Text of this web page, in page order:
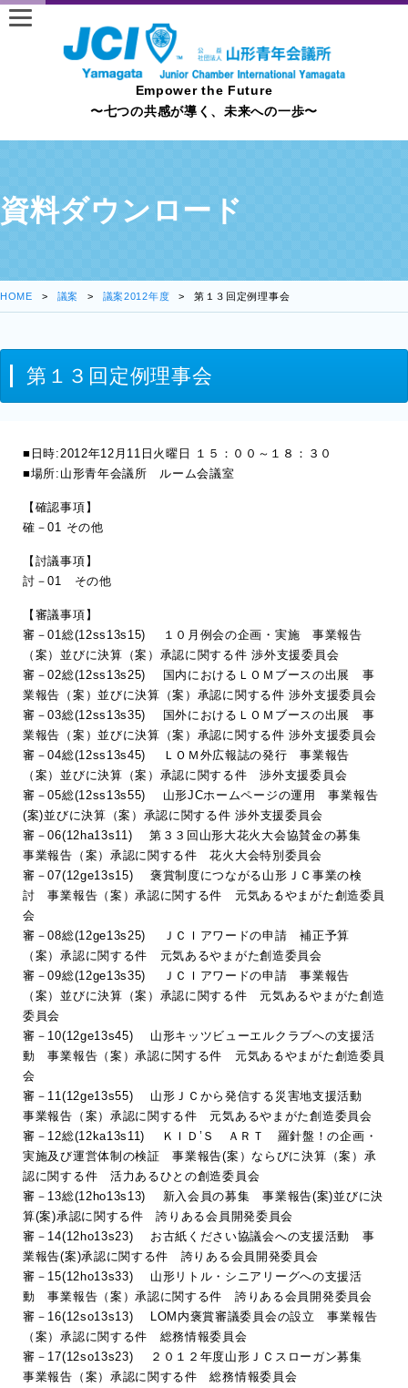
Empower the Future
〜七つの共感が導く、未来への一歩〜
資料ダウンロード
HOME 議案 議案2012年度 第１３回定例理事会
第１３回定例理事会
■日時:2012年12月11日火曜日 １５：００～１８：３０
■場所:山形青年会議所 ルーム会議室
【確認事項】
確－01 その他
【討議事項】
討－01 その他
【審議事項】
審－01総(12ss13s15) １０月例会の企画・実施 事業報告
（案）並びに決算（案）承認に関する件 渉外支援委員会
審－02総(12ss13s25) 国内におけるＬＯＭブースの出展 事
業報告（案）並びに決算（案）承認に関する件 渉外支援委員会
審－03総(12ss13s35) 国外におけるＬＯＭブースの出展 事
業報告（案）並びに決算（案）承認に関する件 渉外支援委員会
審－04総(12ss13s45) ＬＯＭ外広報誌の発行 事業報告
（案）並びに決算（案）承認に関する件 渉外支援委員会
審－05総(12ss13s55) 山形JCホームページの運用 事業報告
(案)並びに決算（案）承認に関する件 渉外支援委員会
審－06(12ha13s11) 第３３回山形大花火大会協賛金の募集
事業報告（案）承認に関する件 花火大会特別委員会
審－07(12ge13s15) 褒賞制度につながる山形ＪＣ事業の検
討 事業報告（案）承認に関する件 元気あるやまがた創造委員
会
審－08総(12ge13s25) ＪＣＩアワードの申請 補正予算
（案）承認に関する件 元気あるやまがた創造委員会
審－09総(12ge13s35) ＪＣＩアワードの申請 事業報告
（案）並びに決算（案）承認に関する件 元気あるやまがた創造
委員会
審－10(12ge13s45) 山形キッツビューエルクラブへの支援活
動 事業報告（案）承認に関する件 元気あるやまがた創造委員
会
審－11(12ge13s55) 山形ＪＣから発信する災害地支援活動
事業報告（案）承認に関する件 元気あるやまがた創造委員会
審－12総(12ka13s11) ＫＩＤ’Ｓ ＡＲＴ 羅針盤！の企画・
実施及び運営体制の検証 事業報告(案）ならびに決算（案）承
認に関する件 活力あるひとの創造委員会
審－13総(12ho13s13) 新入会員の募集 事業報告(案)並びに決
算(案)承認に関する件 誇りある会員開発委員会
審－14(12ho13s23) お古紙ください協議会への支援活動 事
業報告(案)承認に関する件 誇りある会員開発委員会
審－15(12ho13s33) 山形リトル・シニアリーグへの支援活
動 事業報告（案）承認に関する件 誇りある会員開発委員会
審－16(12so13s13) LOM内褒賞審議委員会の設立 事業報告
（案）承認に関する件 総務情報委員会
審－17(12so13s23) ２０１２年度山形ＪＣスローガン募集
事業報告（案）承認に関する件 総務情報委員会